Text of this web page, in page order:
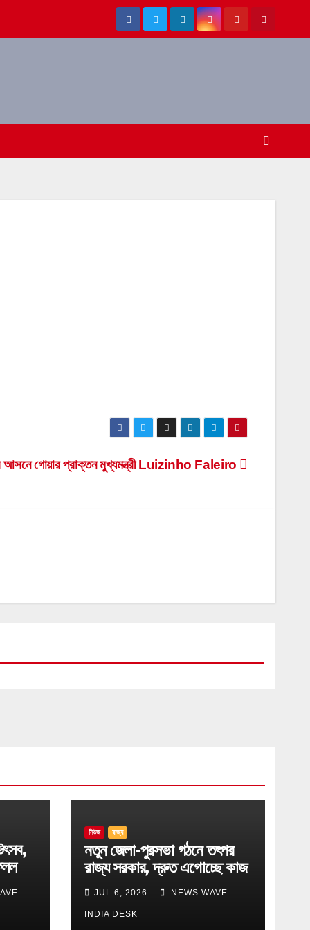
আসনে গোয়ার প্রাক্তন মুখ্যমন্ত্রী Luizinho Faleiro
নিউজ রাজ্য
নতুন জেলা-পুরসভা গঠনে তৎপর
রাজ্য সরকার, দ্রুত এগোচ্ছে কাজ
JUL 6, 2026 NEWS WAVE
INDIA DESK